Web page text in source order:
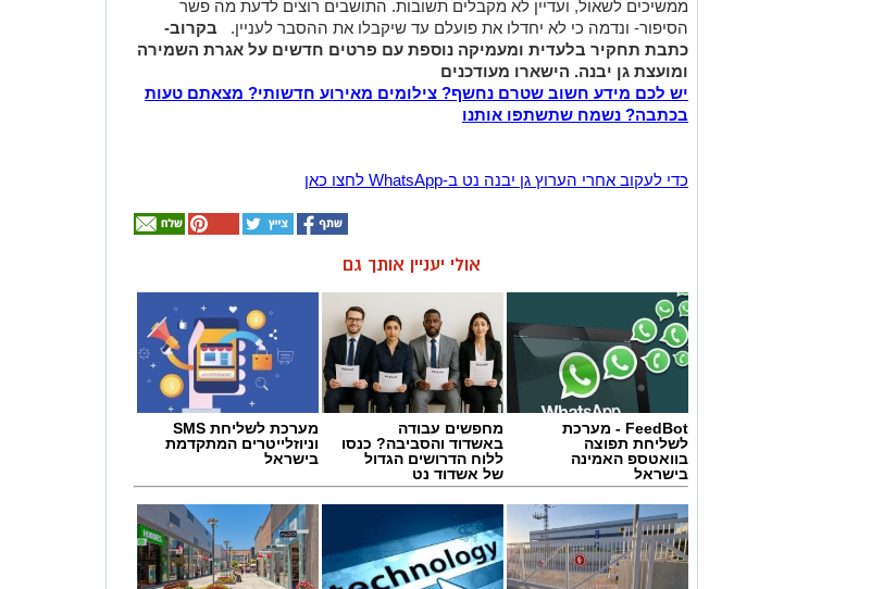
ממשיכים לשאול, ועדיין לא מקבלים תשובות. התושבים רוצים לדעת מה פשר
הסיפור- ונדמה כי לא יחדלו את פועלם עד שיקבלו את ההסבר לעניין.
בקרוב-
כתבת תחקיר בלעדית ומעמיקה נוספת עם פרטים חדשים על אגרת השמירה
ומועצת גן יבנה. הישארו מעודכנים
יש לכם מידע חשוב שטרם נחשף? צילומים מאירוע חדשותי? מצאתם טעות
בכתבה? נשמח שתשתפו אותנו
‏כדי לעקוב אחרי הערוץ גן יבנה נט ב-WhatsApp לחצו כאן
אולי יעניין אותך גם
FeedBot - מערכת
לשליחת תפוצה
בוואטספ האמינה
בישראל
מחפשים עבודה
באשדוד והסביבה? כנסו
ללוח הדרושים הגדול
של אשדוד נט
מערכת לשליחת SMS
וניוזלייטרים המתקדמת
בישראל